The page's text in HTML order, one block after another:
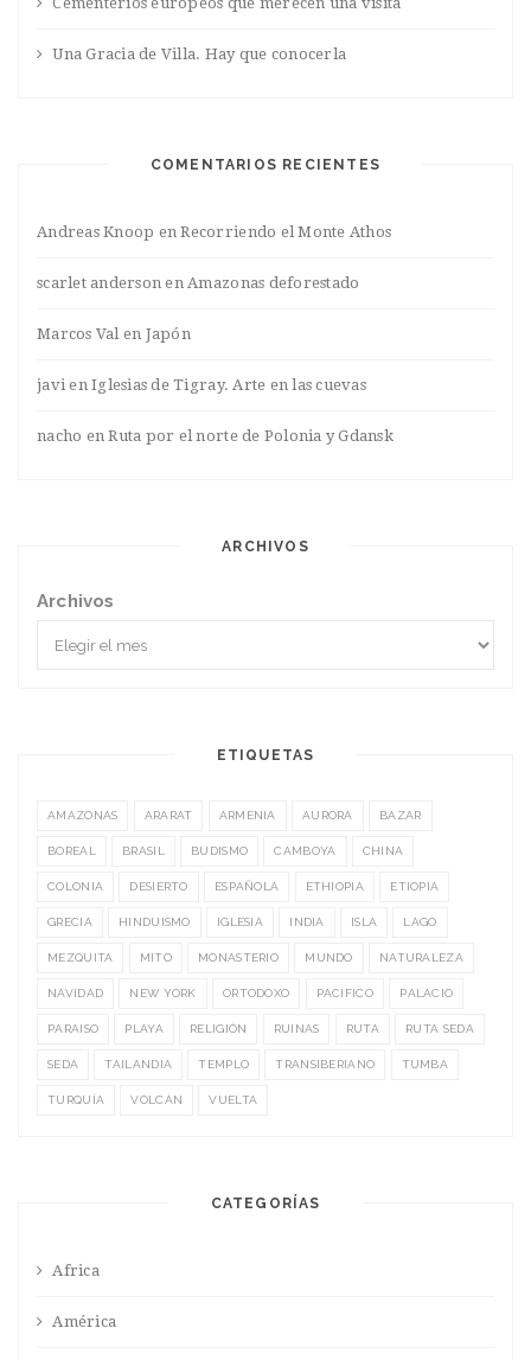
Una Gracia de Villa. Hay que conocerla
COMENTARIOS RECIENTES
Andreas Knoop enRecorriendo el Monte Athos
scarlet anderson enAmazonas deforestado
Marcos Valen Japón
javienIglesias de Tigray. Arte en las cuevas
nacho enRuta por el norte de Polonia y Gdansk
ARCHIVOS
Archivos
ETIQUETAS
AMAZONAS ARARAT ARMENIA AURORA BAZAR
BOREAL BRASIL BUDISMO CAMBOYA CHINA
COLONIA DESIERTO ESPAÑOLA ETHIOPIA ETIOPIA
GRECIA HINDUISMO IGLESIA INDIA ISLA LAGO
MEZQUITA MITO MONASTERIO MUNDO NATURALEZA
NAVIDAD NEW YORK ORTODOXO PACIFICO PALACIO
PARAISO PLAYA RELIGIÓN RUINAS RUTA RUTA SEDA
SEDA TAILANDIA TEMPLO TRANSIBERIANO TUMBA
TURQUÍA VOLCÁN VUELTA
CATEGORÍAS
Africa
América